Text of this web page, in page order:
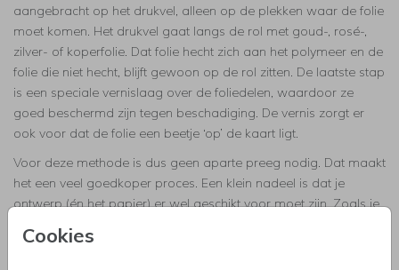
Cookies
aangebracht op het drukvel, alleen op de plekken waar de folie
moet komen. Het drukvel gaat langs de rol met goud-, rosé-,
zilver- of koperfolie. Dat folie hecht zich aan het polymeer en de
folie die niet hecht, blijft gewoon op de rol zitten. De laatste stap
is een speciale vernislaag over de foliedelen, waardoor ze
goed beschermd zijn tegen beschadiging. De vernis zorgt er
ook voor dat de folie een beetje ‘op’ de kaart ligt.
Voor deze methode is dus geen aparte preeg nodig. Dat maakt
het een veel goedkoper proces. Een klein nadeel is dat je
ontwerp (én het papier) er wel geschikt voor moet zijn. Zoals je
folie.